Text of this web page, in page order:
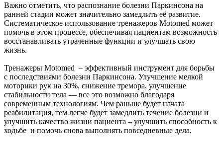
Важно отметить, что распознание болезни Паркинсона на
ранней стадии может значительно замедлить её развитие.
Систематическое использование тренажеров Motomed может
помочь в этом процессе, обеспечивая пациентам возможность
восстанавливать утраченные функции и улучшать свою
жизнь.
Тренажеры Motomed – эффективный инструмент для борьбы
с последствиями болезни Паркинсона. Улучшение мелкой
моторики рук на 30%, снижение тремора, улучшение
стабильности тела — все это возможно благодаря
современным технологиям. Чем раньше будет начата
реабилитация, тем легче будет замедлить течение болезни и
улучшить качество жизни пациента – улучшить способность к
ходьбе и помочь снова выполнять повседневные дела.